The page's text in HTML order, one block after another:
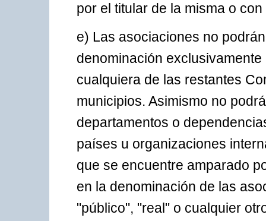
por el titular de la misma o
e) Las asociaciones no
denominación
cualquiera de las restantes
municipios. Asimismo no
departamentos o
países u organizaciones
que se encuentre amparado
en la denominación de las
"público", "real" o cualquier